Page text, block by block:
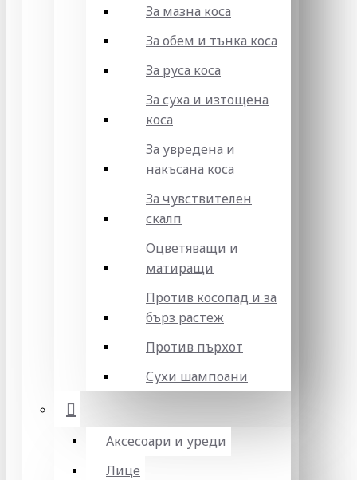
За мазна коса
За обем и тънка коса
За руса коса
За суха и изтощена
коса
За увредена и
накъсана коса
За чувствителен
скалп
Оцветяващи и
матиращи
Против косопад и за
бърз растеж
Против пърхот
Сухи шампоани
Аксесоари и уреди
Лице